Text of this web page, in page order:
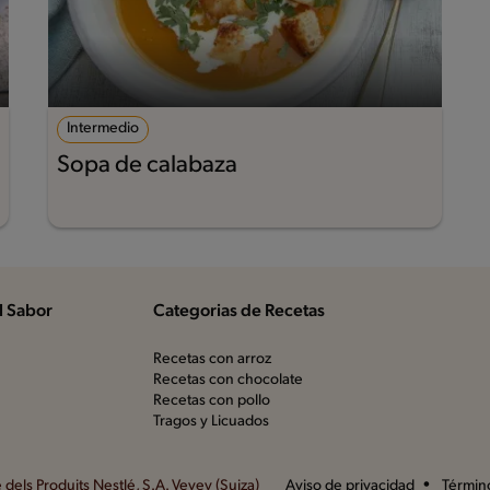
Intermedio
Sopa de calabaza
Sabor Categorias de Recetas
Recetas con arroz
Recetas con chocolate
Recetas con pollo
Tragos y Licuados
Produits Nestlé, S.A. Vevey (Suiza) Aviso de privacidad